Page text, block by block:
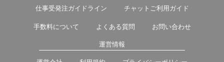
仕事受発注ガイドライン チャットご利用ガイド
手数料について よくある質問 お問い合わせ
運営情報